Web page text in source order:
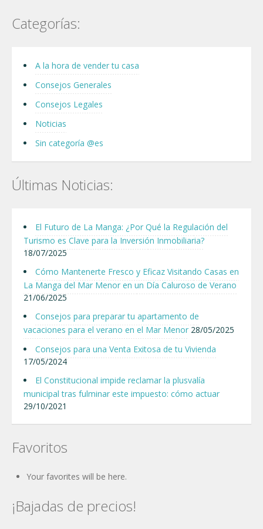
Categorías:
A la hora de vender tu casa
Consejos Generales
Consejos Legales
Noticias
Sin categoría @es
Últimas Noticias:
El Futuro de La Manga: ¿Por Qué la Regulación del
Turismo es Clave para la Inversión Inmobiliaria?
18/07/2025
Cómo Mantenerte Fresco y Eficaz Visitando Casas en
La Manga del Mar Menor en un Día Caluroso de Verano
21/06/2025
Consejos para preparar tu apartamento de
vacaciones para el verano en el Mar Menor 28/05/2025
Consejos para una Venta Exitosa de tu Vivienda
17/05/2024
El Constitucional impide reclamar la plusvalía
municipal tras fulminar este impuesto: cómo actuar
29/10/2021
Favoritos
Your favorites will be here.
¡Bajadas de precios!